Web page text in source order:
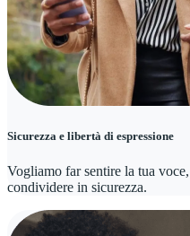
Sicurezza e libertà di espressione
Vogliamo far sentire la tua
condividere in sicurezza.